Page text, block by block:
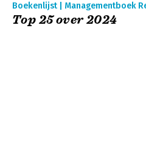
Boekenlijst | Managementboek
Top 25 over 2024